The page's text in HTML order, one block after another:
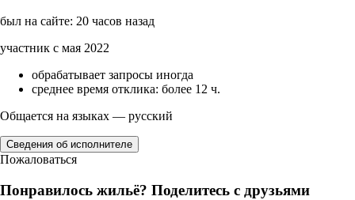
был на сайте: 20 часов назад
участник с мая 2022
обрабатывает запросы иногда
среднее время отклика: более 12 ч.
Общается на языках — русский
Сведения об исполнителе
Пожаловаться
Понравилось жильё? Поделитесь с друзьями